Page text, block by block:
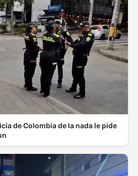
de Colombia de la nada le pide